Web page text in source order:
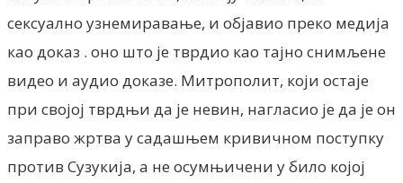
сексуално узнемиравање, и објавио преко медија
као доказ . оно што је тврдио као тајно снимљене
видео и аудио доказе. Митрополит, који остаје
при својој тврдњи да је невин, нагласио је да је он
заправо жртва у садашњем кривичном поступку
против Сузукија, а не осумњичени у било којој